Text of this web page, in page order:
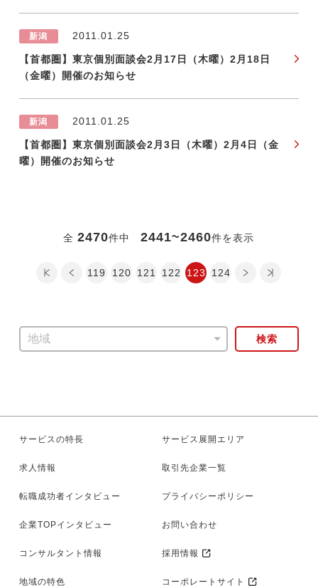
新潟 2011.01.25
【首都圏】東京個別面談会2月17日（木曜）2月18日
（金曜）開催のお知らせ
新潟 2011.01.25
【首都圏】東京個別面談会2月3日（木曜）2月4日（金
曜）開催のお知らせ
全2470件中2441~2460件を表示
最初のページ
前のページ
119 120 121 122 123 124
次のページ
最後のページ
検索
サービスの特長
求人情報
転職成功者インタビュー
企業TOPインタビュー
コンサルタント情報
地域の特色
サービス展開エリア
取引先企業一覧
プライバシーポリシー
お問い合わせ
採用情報
コーポレートサイト